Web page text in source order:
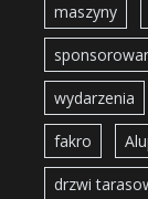
maszyny
wydarzenia
fakro
drzwi